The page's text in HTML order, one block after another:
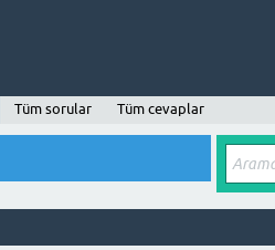
Tüm sorular Tüm cevaplar